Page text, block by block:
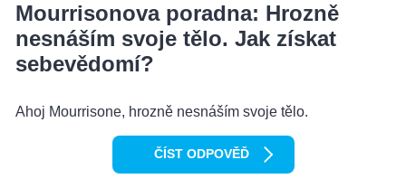
Mourrisonova poradna: Hrozně
nesnáším svoje tělo. Jak získat
sebevědomí?
Ahoj Mourrisone, hrozně nesnáším svoje tělo.
ČÍST ODPOVĚĎ